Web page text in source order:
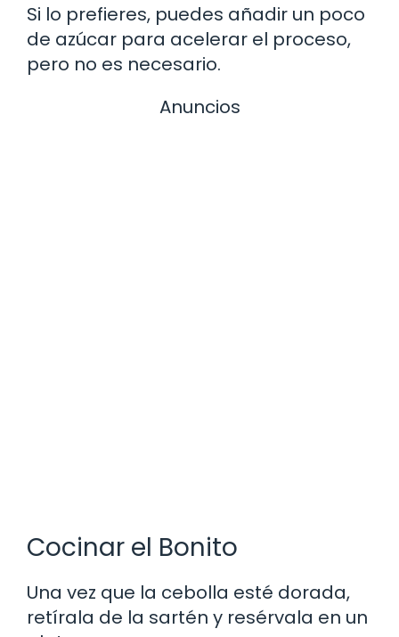
Si lo prefieres, puedes añadir un poco
de azúcar para acelerar el proceso,
pero no es necesario.
Anuncios
Cocinar el Bonito
Una vez que la cebolla esté dorada,
retírala de la sartén y resérvala en un